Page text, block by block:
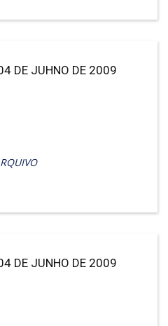
DE JUHNO DE 2009
DE JUNHO DE 2009